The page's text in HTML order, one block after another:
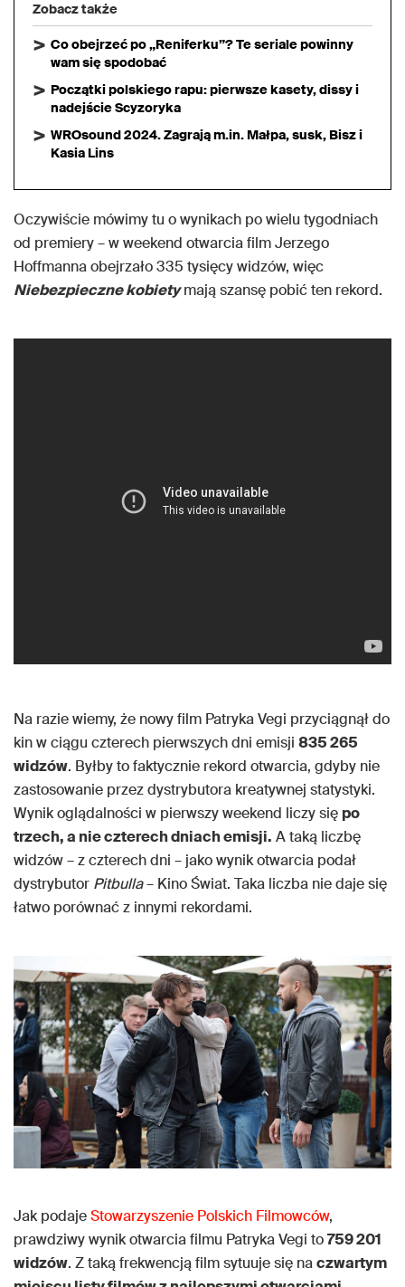
Zobacz także
Co obejrzeć po „Reniferku”? Te seriale powinny
wam się spodobać
Początki polskiego rapu: pierwsze kasety, dissy i
nadejście Scyzoryka
WROsound 2024. Zagrają m.in. Małpa, susk, Bisz i
Kasia Lins
Oczywiście mówimy tu o wynikach po wielu tygodniach
od premiery – w weekend otwarcia film Jerzego
Hoffmanna obejrzało 335 tysięcy widzów, więc
Niebezpieczne kobietymają szansę pobić ten rekord.
Na razie wiemy, że nowy film Patryka Vegi przyciągnął do
kin w ciągu czterech pierwszych dni emisji 835 265
widzów. Byłby to faktycznie rekord otwarcia, gdyby nie
zastosowanie przez dystrybutora kreatywnej statystyki.
Wynik oglądalności w pierwszy weekend liczy się po
trzech, a nie czterech dniach emisji. A taką liczbę
widzów – z czterech dni – jako wynik otwarcia podał
dystrybutor Pitbulla– Kino Świat. Taka liczba nie daje się
łatwo porównać z innymi rekordami.
Jak podajeStowarzyszenie Polskich Filmowców,
prawdziwy wynik otwarcia filmu Patryka Vegi to759 201
widzów. Z taką frekwencją film sytuuje się naczwartym